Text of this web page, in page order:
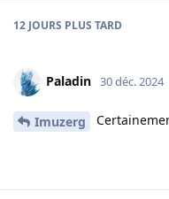
12 JOURS PLUS TARD
Paladin 30 déc. 2024
Imuzerg